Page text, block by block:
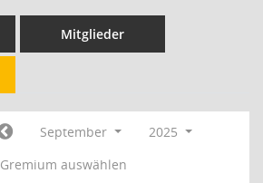
Mitglieder
September
2025
Gremium auswählen